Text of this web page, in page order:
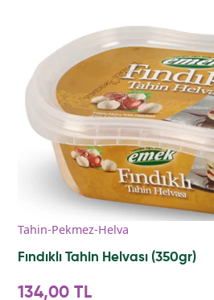
Tahin-Pekmez-Helva
Fındıklı Tahin Helvası (350gr)
134,00 TL